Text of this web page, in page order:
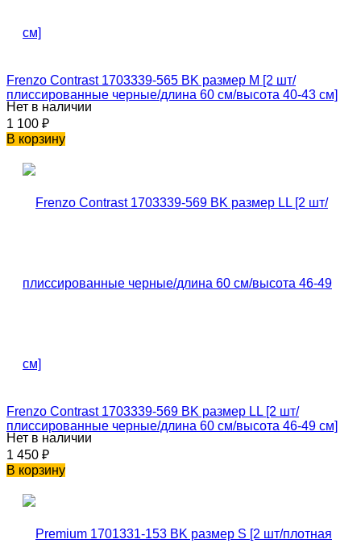
Frenzo Contrast 1703339-565 BK размер M [2 шт/
плиссированные черные/длина 60 см/высота 40-43 см]
Нет в наличии
1 100 ₽
В корзину
Frenzo Contrast 1703339-569 BK размер LL [2 шт/
плиссированные черные/длина 60 см/высота 46-49 см]
Нет в наличии
1 450 ₽
В корзину